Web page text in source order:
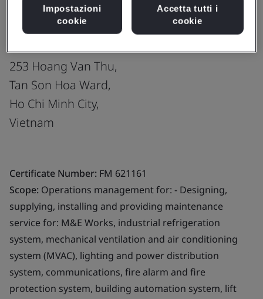
SEAREFICO CORPORATION
253 Hoang Van Thu,
Tan Son Hoa Ward,
Ho Chi Minh City,
Vietnam
Certificate Number: FM 621161
Scope: Operations management for: - Designing,
supplying, installing and providing maintenance
service for: M&E Works, industrial refrigeration
system, mechanical ventilation and air conditioning
system (MVAC), lighting and power distribution
system, communications, fire alarm and fire
protection system, building automation system, lift
Impostazioni
cookie
Accetta tutti i
cookie